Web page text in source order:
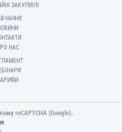
ЗАКУПІВЛІ
НАС
reCAPTCHA (Google).